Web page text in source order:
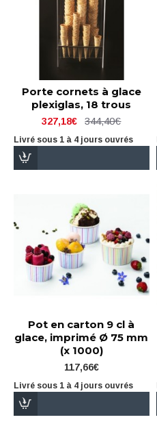
Porte cornets à glace
plexiglas, 18 trous
327,18€ 344,40€
Livré sous 1 à 4 jours ouvrés
Pot en carton 9 cl à
glace, imprimé Ø 75 mm
(x 1000)
117,66€
Livré sous 1 à 4 jours ouvrés